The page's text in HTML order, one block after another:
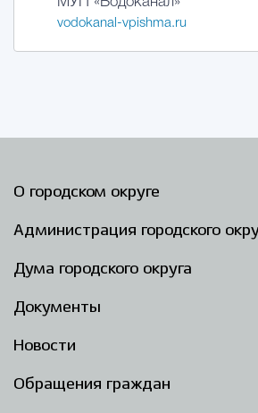
vodokanal-vpishma.ru
О городском округе
Администрация городского
Дума городского округа
Документы
Новости
Обращения граждан